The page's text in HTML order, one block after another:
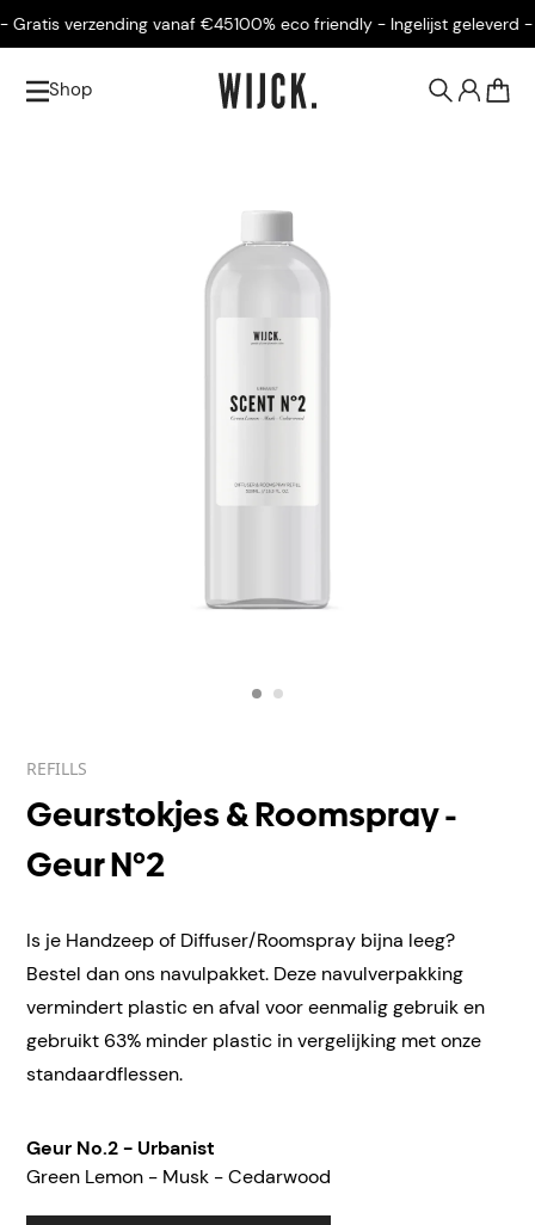
verzending vanaf €45100% eco friendly - Ingelijst geleverd -
Shop
REFILLS
Geurstokjes & Roomspray -
Geur N°2
Is je Handzeep of Diffuser/Roomspray bijna leeg?
Bestel dan ons navulpakket. Deze navulverpakking
vermindert plastic en afval voor eenmalig gebruik en
gebruikt 63% minder plastic in vergelijking met onze
standaardflessen.
Geur No.2 - Urbanist
Green Lemon - Musk - Cedarwood